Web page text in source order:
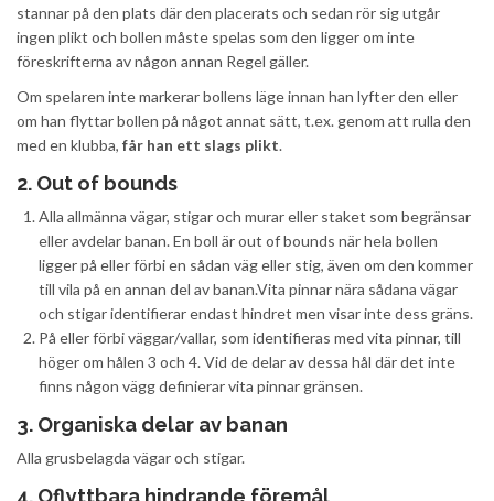
stannar på den plats där den placerats och sedan rör sig utgår
ingen plikt och bollen måste spelas som den ligger om inte
föreskrifterna av någon annan Regel gäller.
Om spelaren inte markerar bollens läge innan han lyfter den eller
om han flyttar bollen på något annat sätt, t.ex. genom att rulla den
med en klubba, får han ett slags plikt.
2. Out of bounds
Alla allmänna vägar, stigar och murar eller staket som begränsar
eller avdelar banan. En boll är out of bounds när hela bollen
ligger på eller förbi en sådan väg eller stig, även om den kommer
till vila på en annan del av banan.Vita pinnar nära sådana vägar
och stigar identifierar endast hindret men visar inte dess gräns.
På eller förbi väggar/vallar, som identifieras med vita pinnar, till
höger om hålen 3 och 4. Vid de delar av dessa hål där det inte
finns någon vägg definierar vita pinnar gränsen.
3. Organiska delar av banan
Alla grusbelagda vägar och stigar.
4. Oflyttbara hindrande föremål